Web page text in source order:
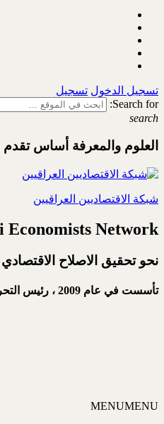
تسجيل الدخول تسجيل
Search for:
search
العلوم والمعرفة أساس تقدم
شبكة الاقتصاديين العراقيين
Economists Network
نحو تحقيق الاصلاح الاقتصادي
تأسست في عام 2009 ، رئيس
MENUMENU